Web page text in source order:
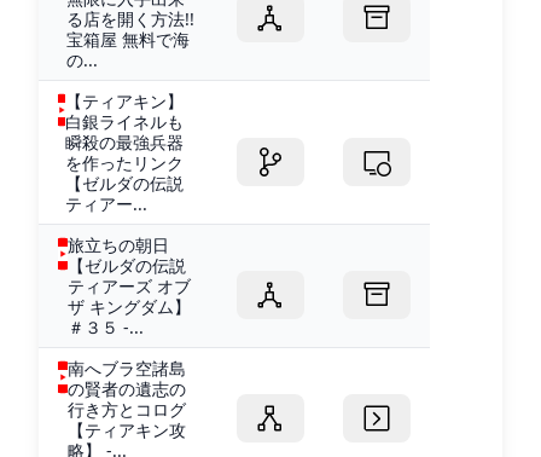
る店を開く方法!!
宝箱屋 無料で海
の...
【ティアキン】
白銀ライネルも
瞬殺の最強兵器
を作ったリンク
【ゼルダの伝説
ティアー...
旅立ちの朝日
【ゼルダの伝説
ティアーズ オブ
ザ キングダム】
＃３５ -...
南へブラ空諸島
の賢者の遺志の
行き方とコログ
【ティアキン攻
略】 -...